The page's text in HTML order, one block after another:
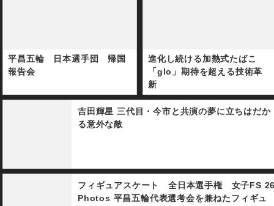
平昌五輪 日本選手団 帰国
報告会
進化し続ける加熱式たばこ
「glo」期待を超える技術革
新
吉田輝星 三代目・今市と共演の夢に立ちはだか
る意外な敵
フィギュアスケート 全日本選手権 女子FS
Photos 平昌五輪代表選考会を兼ねたフィギュ